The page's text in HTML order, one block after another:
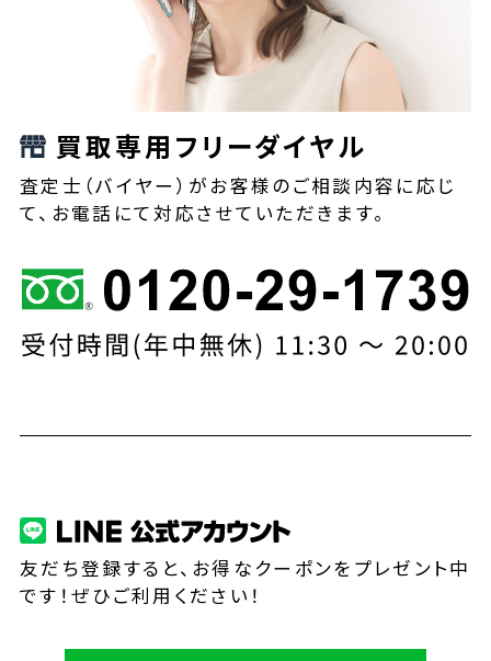
買取専用フリーダイヤル
査定士（バイヤー）がお客様のご相談内容に応じ
て、お電話にて対応させていただきます。
友だち登録すると、お得なクーポンをプレゼント中
です！ぜひご利用ください！